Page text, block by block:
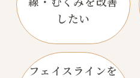
したい
フェイスラインを